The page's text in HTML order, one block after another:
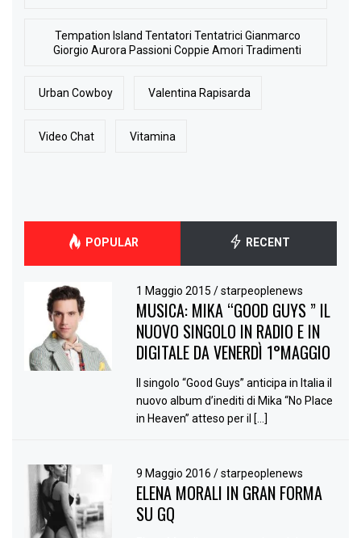
Tempation Island Tentatori Tentatrici Gianmarco
Giorgio Aurora Passioni Coppie Amori Tradimenti
Urban Cowboy Valentina Rapisarda
Video Chat Vitamina
POPULAR RECENT
1 Maggio 2015/ starpeoplenews
MUSICA: MIKA “GOOD GUYS ” IL
NUOVO SINGOLO IN RADIO E IN
DIGITALE DA VENERDÌ 1°MAGGIO
Il singolo “Good Guys” anticipa in Italia il
nuovo album d’inediti di Mika “No Place
in Heaven” atteso per il […]
9 Maggio 2016/ starpeoplenews
ELENA MORALI IN GRAN FORMA
SU GQ